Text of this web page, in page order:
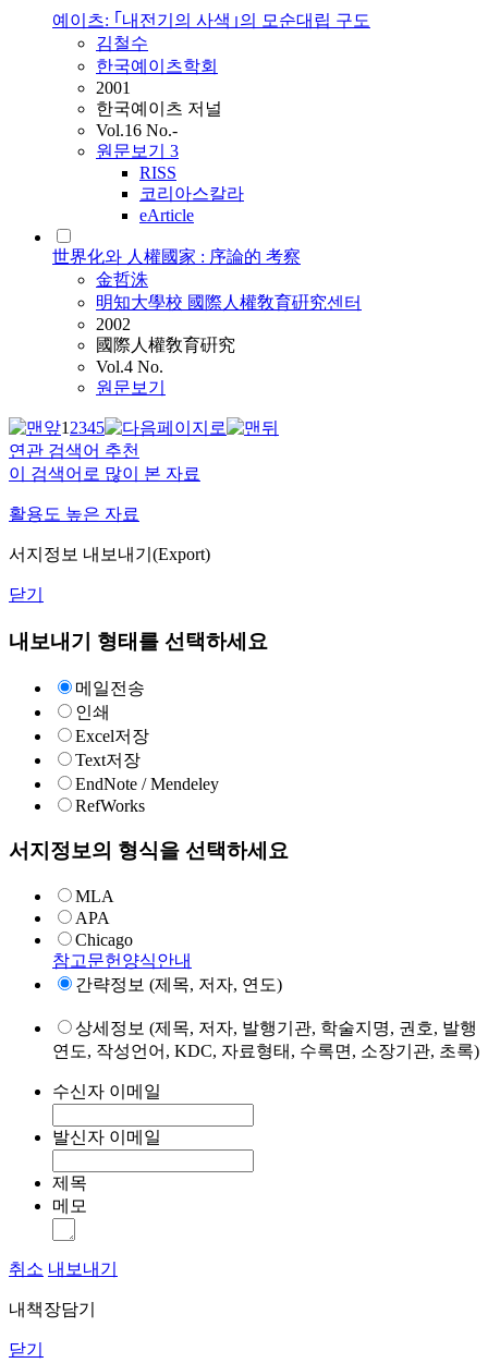
예이츠: ｢내전기의 사색｣의 모순대립 구도
김철수
한국예이츠학회
2001
한국예이츠 저널
Vol.16 No.-
원문보기 3
RISS
코리아스칼라
eArticle
世界化와 人權國家 : 序論的 考察
金哲洙
明知大學校 國際人權敎育硏究센터
2002
國際人權敎育硏究
Vol.4 No.
원문보기
12345
연관 검색어 추천
이 검색어로 많이 본 자료
활용도 높은 자료
서지정보 내보내기(Export)
닫기
내보내기 형태를 선택하세요
메일전송
인쇄
Excel저장
Text저장
EndNote / Mendeley
RefWorks
서지정보의 형식을 선택하세요
MLA
APA
Chicago
참고문헌양식안내
간략정보 (제목, 저자, 연도)
상세정보 (제목, 저자, 발행기관, 학술지명, 권호, 발행
연도, 작성언어, KDC, 자료형태, 수록면, 소장기관, 초록)
수신자 이메일
발신자 이메일
제목
메모
취소 내보내기
내책장담기
닫기